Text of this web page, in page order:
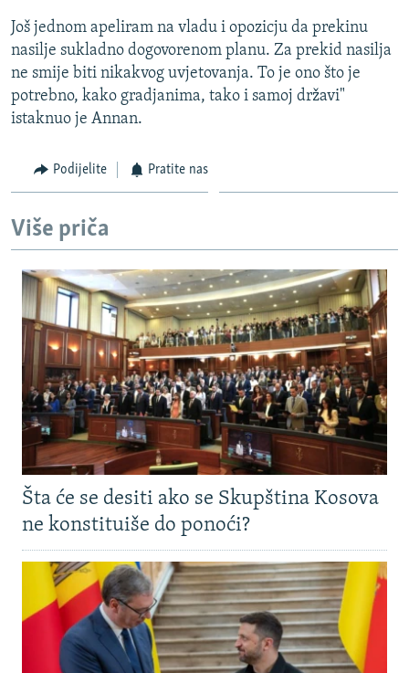
VIŠE OD NASLOVA
GENOCID U SREBRENICI
POPLAVE I KLIZIŠTA U BIH 2024.
TV LIBERTY
TRI DECENIJE OD RATA U BIH
SVE KARTE DEJTONA
NASTANAK I RASPAD JUGOSLAVIJE
PRATITE NAS
Sve RFE/RL stranice
Još jednom apeliram na vladu i opozicju da prekinu
nasilje sukladno dogovorenom planu. Za prekid nasilja
ne smije biti nikakvog uvjetovanja. To je ono što je
potrebno, kako gradjanima, tako i samoj državi"
istaknuo je Annan.
Podijelite Pratite nas
Više priča
Šta će se desiti ako se Skupština Kosova
ne konstituiše do ponoći?